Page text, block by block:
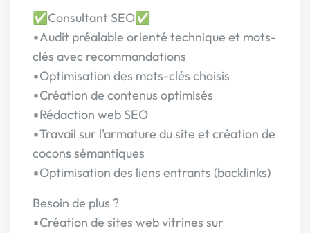
✅Consultant SEO✅
▪Audit préalable orienté technique et mots-
clés avec recommandations
▪Optimisation des mots-clés choisis
▪Création de contenus optimisés
▪Rédaction web SEO
▪Travail sur l'armature du site et création de
cocons sémantiques
▪Optimisation des liens entrants (backlinks)
Besoin de plus ?
▪Création de sites web vitrines sur